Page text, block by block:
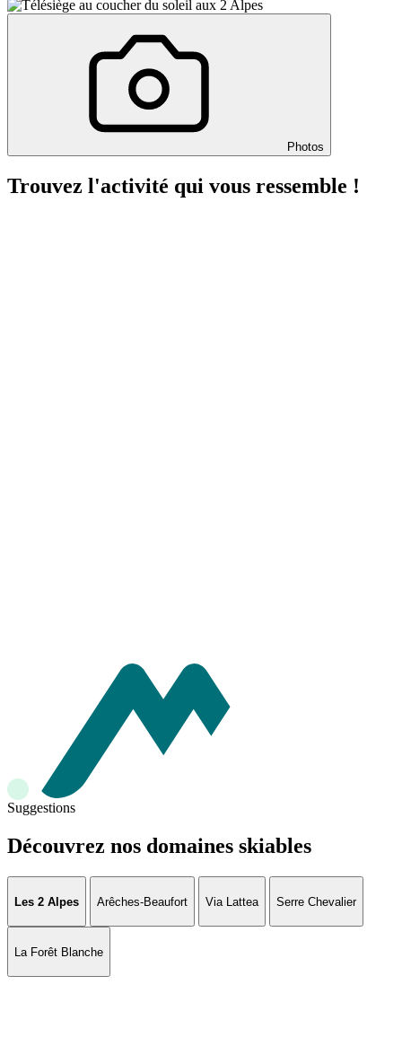
Photos
Trouvez l'activité qui vous ressemble !
Suggestions
Découvrez nos domaines skiables
Les 2 Alpes Arêches-Beaufort Via Lattea Serre Chevalier
La Forêt Blanche